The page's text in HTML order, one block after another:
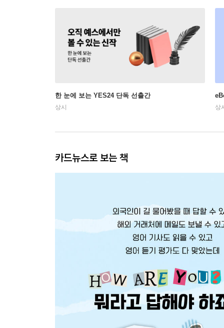
한 눈에 보는 YES24 단독 선출간
상시 상
카드뉴스로 보는 책